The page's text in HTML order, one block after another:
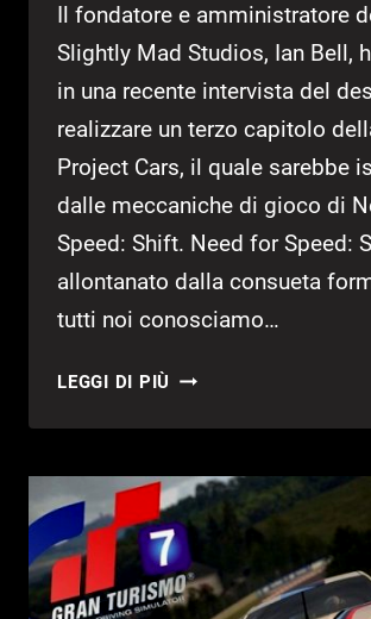
Il fondatore e amministratore
Slightly Mad Studios, Ian Bell,
in una recente intervista del
realizzare un terzo capitolo
Project Cars, il quale sarebbe
dalle meccaniche di gioco di
Speed: Shift. Need for Speed:
allontanato dalla consueta
tutti noi conosciamo…
LEGGI DI PIÙ PROJECT
SARÀ
UN
SUCCESSORE
SPIRITUALE
DI